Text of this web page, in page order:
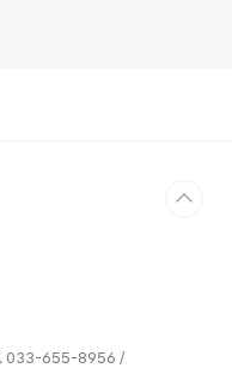
033-655-8956 /